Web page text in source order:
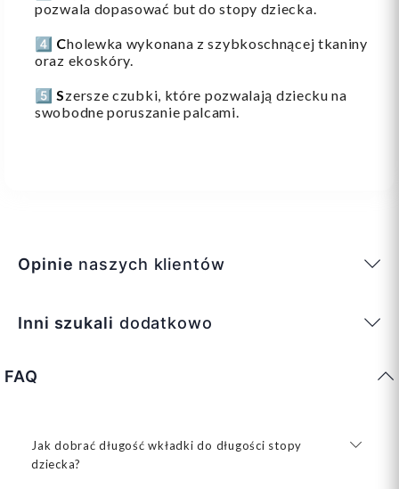
pozwala dopasować but do stopy dziecka.
4️⃣ Cholewka wykonana z szybkoschnącej tkaniny
oraz ekoskóry.
5️⃣ Szersze czubki, które pozwalają dziecku na
swobodne poruszanie palcami.
Opinie naszych klientów
Inni szukali dodatkowo
FAQ
Jak dobrać długość wkładki do długości stopy
dziecka?